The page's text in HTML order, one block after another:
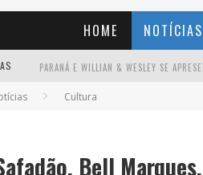
HOME NOTÍCIAS
Cultura
Bell